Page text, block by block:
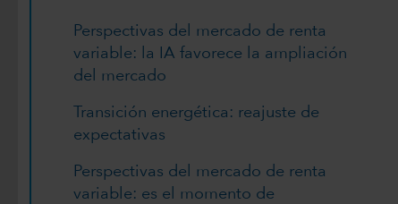
Perspectivas del mercado de renta
variable: la IA favorece la ampliación
del mercado
Transición energética: reajuste de
expectativas
Perspectivas del mercado de renta
variable: es el momento de